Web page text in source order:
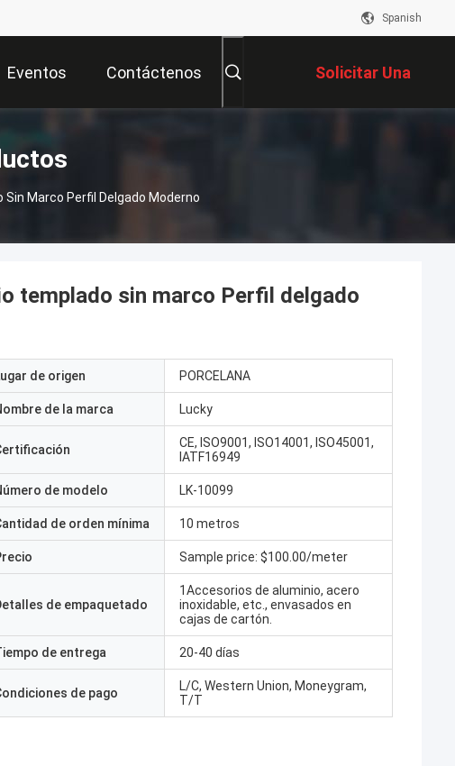
Spanish
Eventos Contáctenos Solicitar Una
Cotización
Sin Marco Perfil Delgado Moderno
templado sin marco Perfil delgado
de origen PORCELANA
de la marca Lucky
CE, ISO9001, ISO14001, ISO45001,
IATF16949
de modelo LK-10099
de orden mínima 10 metros
Sample price: $100.00/meter
de empaquetado
1Accesorios de aluminio, acero
inoxidable, etc., envasados en
cajas de cartón.
de entrega 20-40 días
de pago
L/C, Western Union, Moneygram,
T/T